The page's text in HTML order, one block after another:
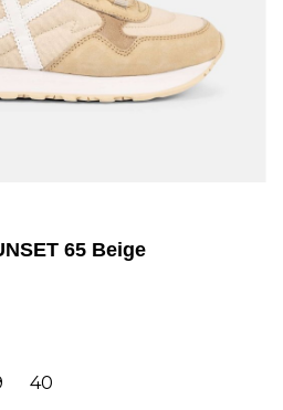
65 Beige
40